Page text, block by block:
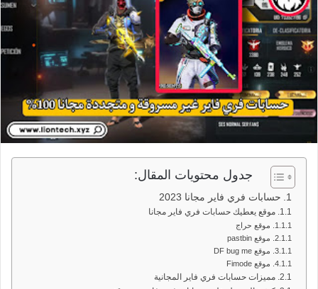
جدول محتويات المقال:
حسابات فري فاير مجانا 2023
موقع يعطيك حسابات فري فاير مجانا
موقع حراج
موقع pastbin
موقع DF bug me
موقع Fimode
مميزات حسابات فري فاير المجانية